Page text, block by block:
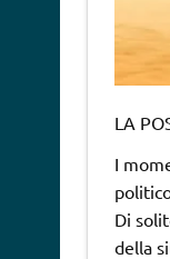
LA
I
Di
della